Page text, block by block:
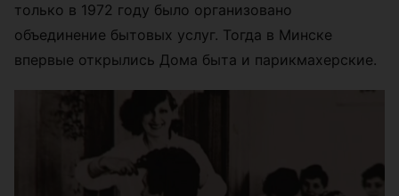
только в 1972 году было организовано
объединение бытовых услуг. Тогда в Минске
впервые открылись Дома быта и парикмахерские.